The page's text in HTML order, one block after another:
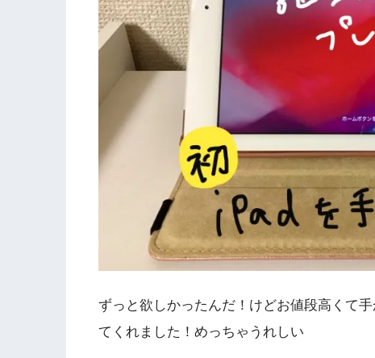
ずっと欲しかったんだ！けどお値段高くて
てくれました！めっちゃうれしい